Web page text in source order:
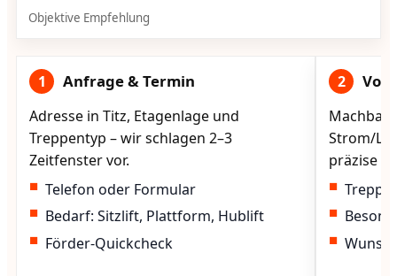
Objektive Empfehlung
1 Anfrage & Termin
Adresse in Titz, Etagenlage und
Treppentyp – wir schlagen 2–3
Zeitfenster vor.
Telefon oder Formular
Bedarf: Sitzlift, Plattform, Hublift
Förder-Quickcheck
2
Strom/
präzise